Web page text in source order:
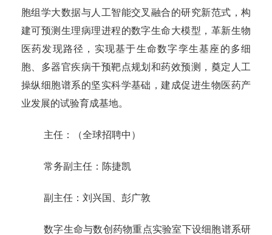
胞组学大数据与人工智能交叉融合的研究新范式，构
建可预测生理病理进程的数字生命大模型，革新生物
医药发现路径，实现基于生命数字孪生基座的多细
胞、多器官疾病干预靶点规划和药效预测，奠定人工
操纵细胞谱系的坚实科学基础，建成促进生物医药产
业发展的试验育成基地。
主任：（全球招聘中）
常务副主任：陈捷凯
副主任：刘兴国、彭广敦
数字生命与数创药物重点实验室下设细胞谱系研